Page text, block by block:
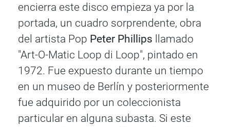
encierra este disco empieza ya por la
portada, un cuadro sorprendente, obra
del artista Pop Peter Phillips llamado
"Art-O-Matic Loop di Loop", pintado en
1972. Fue expuesto durante un tiempo
en un museo de Berlín y posteriormente
fue adquirido por un coleccionista
particular en alguna subasta. Si este